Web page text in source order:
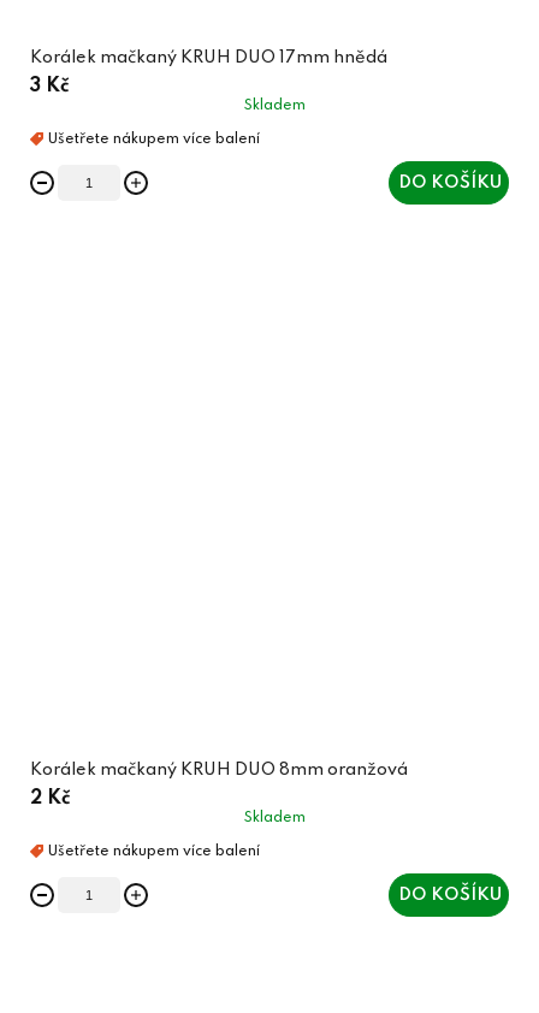
Korálek mačkaný KRUH DUO 17mm hnědá
3 Kč
Skladem
DO KOŠÍKU
Korálek mačkaný KRUH DUO 8mm oranžová
2 Kč
Skladem
DO KOŠÍKU